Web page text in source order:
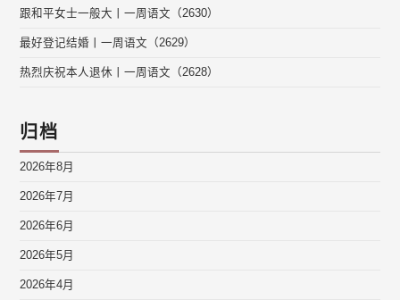
跟和平女士一般大丨一周语文（2630）
最好登记结婚丨一周语文（2629）
热烈庆祝本人退休丨一周语文（2628）
归档
2026年8月
2026年7月
2026年6月
2026年5月
2026年4月